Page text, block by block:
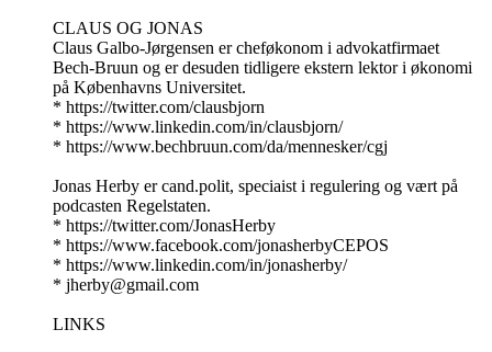
CLAUS OG JONAS
Claus Galbo-Jørgensen er cheføkonom i advokatfirmaet
Bech-Bruun og er desuden tidligere ekstern lektor i økonomi
på Københavns Universitet.
* https://twitter.com/clausbjorn
* https://www.linkedin.com/in/clausbjorn/
* https://www.bechbruun.com/da/mennesker/cgj
Jonas Herby er cand.polit, speciaist i regulering og vært på
podcasten Regelstaten.
* https://twitter.com/JonasHerby
* https://www.facebook.com/jonasherbyCEPOS
* https://www.linkedin.com/in/jonasherby/
* jherby@gmail.com
LINKS